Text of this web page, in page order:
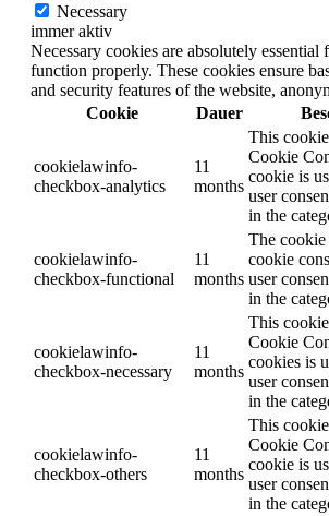
Necessary
immer aktiv
Necessary cookies are absolutely essential
function properly. These cookies ensure
and security features of the website,
Cookie
Dauer
cookielawinfo-
checkbox-analytics
11
months
This
Cookie
cookie is
user
in the
cookielawinfo-
checkbox-functional
11
months
The
cookie
user
in the
cookielawinfo-
checkbox-necessary
11
months
This
Cookie
cookies is
user
in the
cookielawinfo-
checkbox-others
11
months
This
Cookie
cookie is
user
in the